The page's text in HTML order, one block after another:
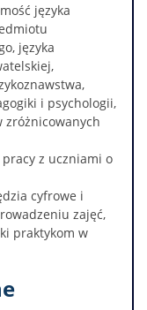
języka
języka
i psychologii,
zróżnicowanych
z uczniami o
cyfrowe i
zajęć,
praktykom w